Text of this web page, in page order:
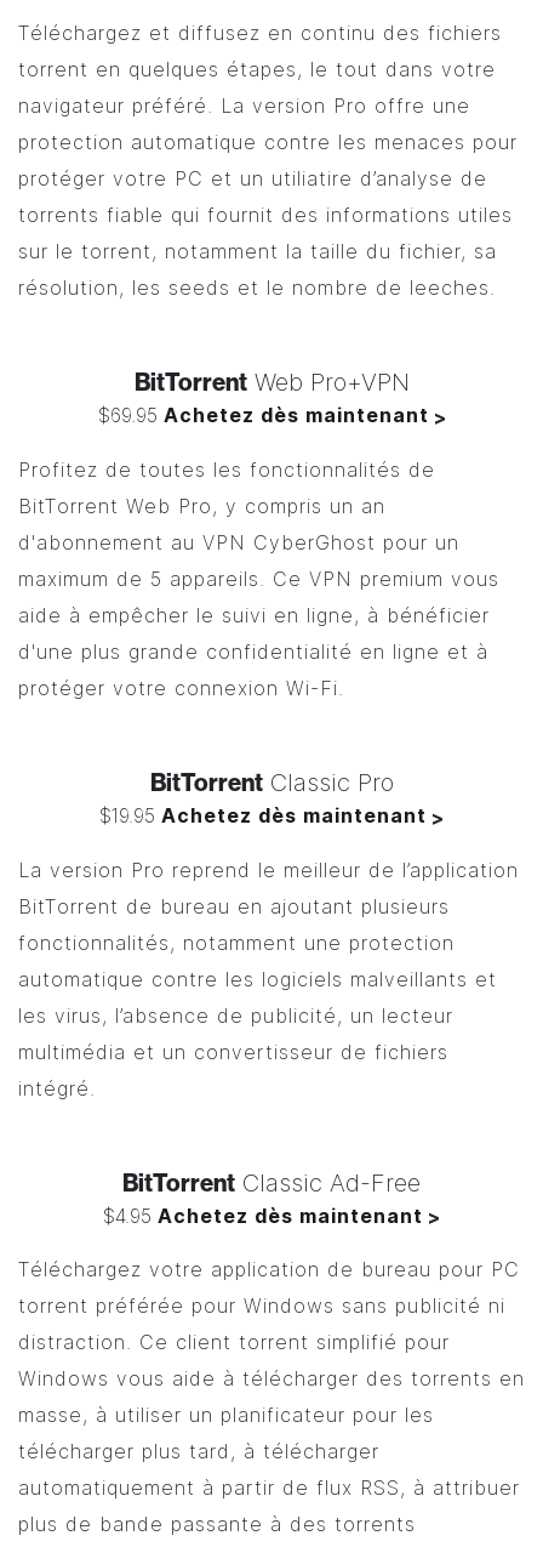
Téléchargez et diffusez en continu des fichiers
torrent en quelques étapes, le tout dans votre
navigateur préféré. La version Pro offre une
protection automatique contre les menaces pour
protéger votre PC et un utiliatire d’analyse de
torrents fiable qui fournit des informations utiles
sur le torrent, notamment la taille du fichier, sa
résolution, les seeds et le nombre de leeches.
BitTorrent Web Pro+VPN
$69.95 Achetez dès maintenant >
Profitez de toutes les fonctionnalités de
BitTorrent Web Pro, y compris un an
d'abonnement au VPN CyberGhost pour un
maximum de 5 appareils. Ce VPN premium vous
aide à empêcher le suivi en ligne, à bénéficier
d'une plus grande confidentialité en ligne et à
protéger votre connexion Wi-Fi.
BitTorrent Classic Pro
$19.95 Achetez dès maintenant >
La version Pro reprend le meilleur de l’application
BitTorrent de bureau en ajoutant plusieurs
fonctionnalités, notamment une protection
automatique contre les logiciels malveillants et
les virus, l’absence de publicité, un lecteur
multimédia et un convertisseur de fichiers
intégré.
BitTorrent Classic Ad-Free
$4.95 Achetez dès maintenant >
Téléchargez votre application de bureau pour PC
torrent préférée pour Windows sans publicité ni
distraction. Ce client torrent simplifié pour
Windows vous aide à télécharger des torrents en
masse, à utiliser un planificateur pour les
télécharger plus tard, à télécharger
automatiquement à partir de flux RSS, à attribuer
plus de bande passante à des torrents